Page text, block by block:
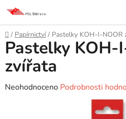
Přejít
obsah
Domů
/ Papírnictví / Pastelky KOH-I-NOOR
Pastelky KOH-
zvířata
Průměrné
Neohodnoceno Podrobnosti